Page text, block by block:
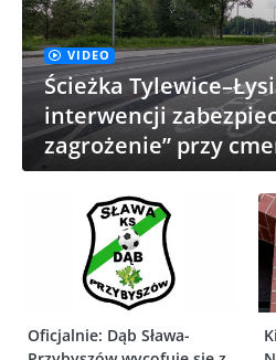
VIDEO
Ścieżka
interwencji
zagrożenie” przy
Oficjalnie: Dąb Sława-